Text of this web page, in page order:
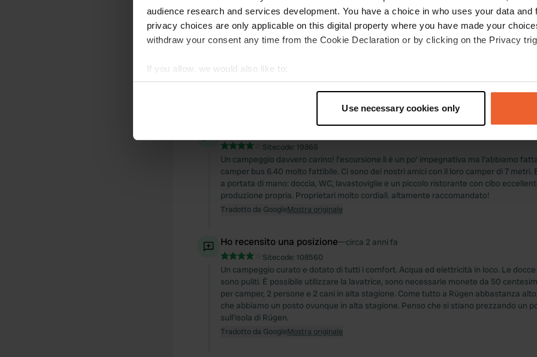
audience research and services development. You have a choice in who uses your data and
privacy choices are only applicable on this digital property where you have made your
withdraw your consent any time from the Cookie Declaration or by clicking on the Privacy
If you allow, we would also like to:
Collect information about your geographical location which can be accurate to within
Find out more about how your personal data is processed and set your preferences in the
We use cookies to personalise content and ads, to provide social media features and to
information about your use of our site with our social media, advertising and analytics
other information that you’ve provided to them or that they’ve collected from your use of
Use necessary cookies only
Sitecode: 19866
Un campeggio davvero carino! l'escursione lì è un po' impegnativa ma l'abbiamo
camper bus 6.40 molto fattibile. Ci sono dei nostri amici con il loro camper di 7
a portata di mano: doccia, WC, lavastoviglie e un piccolo ristorante con cibo
produzione propria. Proprietari molto cordiali. altamente raccomandato!
Tradotto da GoogleMostra originale
Ho recensito una posizione—circa 2 anni fa
Sitecode: 108560
Un campeggio curato e dotato di tutti i comfort. Acqua ed elettricità in loco. Le
sono puliti. È possibile utilizzare la lavatrice, sono necessarie monete da 50
per camper, 2 persone e 2 cani in alta stagione. Come tutto a Rügen abbastanza
che abbiamo un posto ovunque in alta stagione. Penso che si stiano prezzando un
sull'isola di Rügen.
Tradotto da GoogleMostra originale